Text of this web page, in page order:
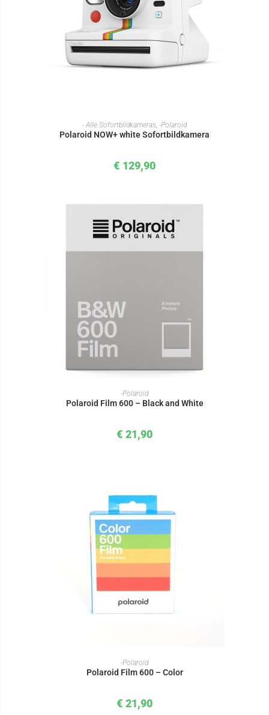
IN DEN WARENKORB
- Alle Sofortbildkameras -Polaroid
Polaroid NOW+ white Sofortbildkamera
€ 129,90
IN DEN WARENKORB
-Polaroid
Polaroid Film 600 – Black and White
€ 21,90
IN DEN WARENKORB
-Polaroid
Polaroid Film 600 – Color
€ 21,90